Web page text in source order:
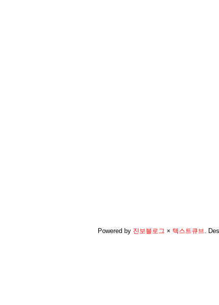
Powered by 진보블로그 × 텍스트큐브.